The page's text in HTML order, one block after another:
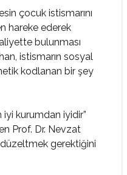
çocuk istismarını
hareke ederek
bulunması
istismarın sosyal
kodlanan bir şey
kurumdan iyidir”
Prof. Dr. Nevzat
düzeltmek gerektiğini